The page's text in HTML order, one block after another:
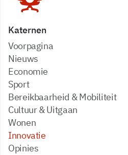
Katernen
Voorpagina
Nieuws
Economie
Sport
Bereikbaarheid & Mobiliteit
Cultuur & Uitgaan
Wonen
Innovatie
Opinies